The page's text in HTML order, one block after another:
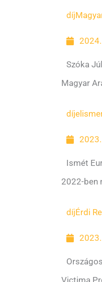
díj
Szóka
Magyar
díj
Ismét
2022-ben
díjÉrdi
Victima